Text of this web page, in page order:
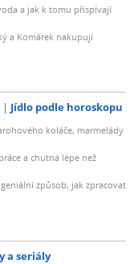
a jak k tomu přispívají
a Komárek nakupují
Jídlo podle horoskopu
koláče, marmelády
a chutná lépe než
způsob, jak zpracovat
a seriály